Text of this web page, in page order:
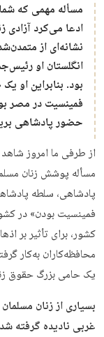
مسأله مهمی که شما
ادعا می‌کرد آزادی
نشانه‌ای از
انگلستان او
بود. بنابراین او
فمینسیت در مصر
حضور پادشاهی
از طرفی ما امروز
مسأله پوشش زنان
پادشاهی، سلطه
فمینسیت بودن» در
کشور، برای تأثیر بر
محافظه‌کاران به‌کار
یک حامی بزرگ حقوق
بسیاری از زنان
غربی نادیده گرفته